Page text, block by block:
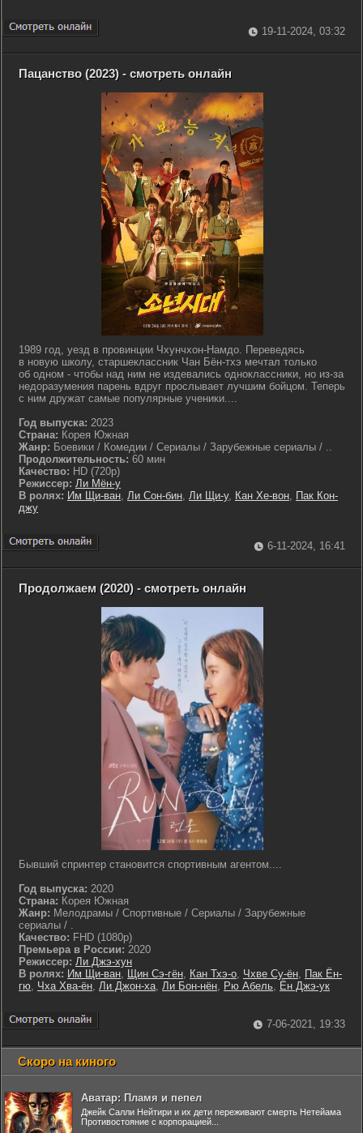
19-11-2024, 03:32
Пацанство (2023) - смотреть онлайн
1989 год, уезд в провинции Чхунчхон-Намдо. Переведясь
в новую школу, старшеклассник Чан Бён-тхэ мечтал только
об одном - чтобы над ним не издевались одноклассники, но из-за
недоразумения парень вдруг прослывает лучшим бойцом. Теперь
с ним дружат самые популярные ученики....
Год выпуска: 2023
Страна: Корея Южная
Жанр: Боевики / Комедии / Сериалы / Зарубежные сериалы / ..
Продолжительность: 60 мин
Качество: HD (720p)
Режиссер: Ли Мён-у
В ролях: Им Щи-ван, Ли Сон-бин, Ли Щи-у, Кан Хе-вон, Пак Кон-
джу
6-11-2024, 16:41
Продолжаем (2020) - смотреть онлайн
Бывший спринтер становится спортивным агентом....
Год выпуска: 2020
Страна: Корея Южная
Жанр: Мелодрамы / Спортивные / Сериалы / Зарубежные
сериалы / .
Качество: FHD (1080p)
Премьера в России: 2020
Режиссер: Ли Джэ-хун
В ролях: Им Щи-ван, Щин Сэ-гён, Кан Тхэ-о, Чхве Су-ён, Пак Ён-
гю, Чха Хва-ён, Ли Джон-ха, Ли Бон-нён, Рю Абель, Ён Джэ-ук
7-06-2021, 19:33
Скоро на киного
Аватар: Пламя и пепел
Джейк Салли Нейтири и их дети переживают смерть Нетейама
Противостояние с корпорацией...